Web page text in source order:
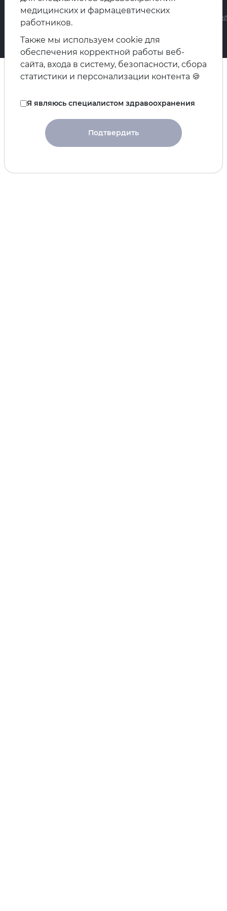
Политика в отношении обработки персональных данных
Политика в отношении обработки персональных данных
Архив документов
медицинских и фармацевтических
работников.
Также мы используем cookie для
обеспечения корректной работы веб-
сайта, входа в систему, безопасности, сбора
статистики и персонализации контента 🍪
Я являюсь специалистом здравоохранения
Подтвердить